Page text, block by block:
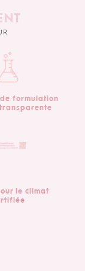
formulation
le climat